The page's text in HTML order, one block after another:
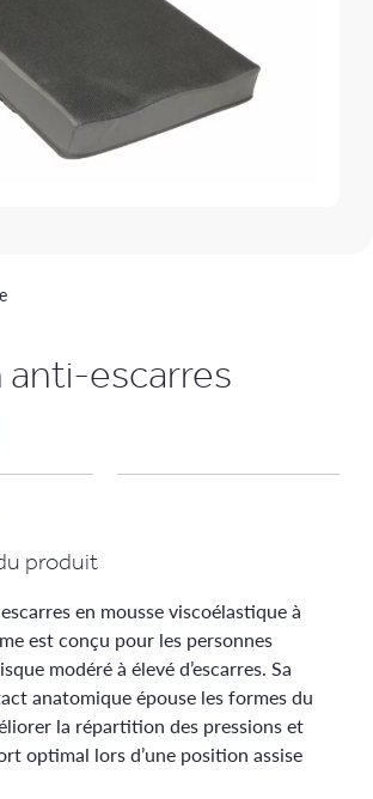
anti-escarres
produit
en mousse viscoélastique à
est conçu pour les personnes
modéré à élevé d’escarres. Sa
anatomique épouse les formes du
la répartition des pressions et
optimal lors d’une position assise